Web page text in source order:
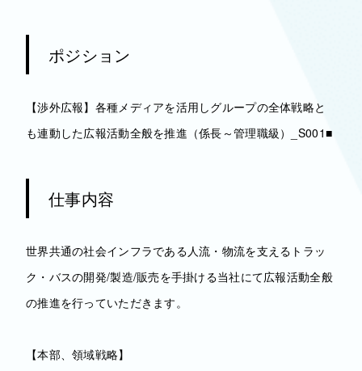
ポジション
【渉外広報】各種メディアを活用しグループの全体戦略と
も連動した広報活動全般を推進（係長～管理職級）_S001■
仕事内容
世界共通の社会インフラである人流・物流を支えるトラッ
ク・バスの開発/製造/販売を手掛ける当社にて広報活動全般
の推進を行っていただきます。
【本部、領域戦略】